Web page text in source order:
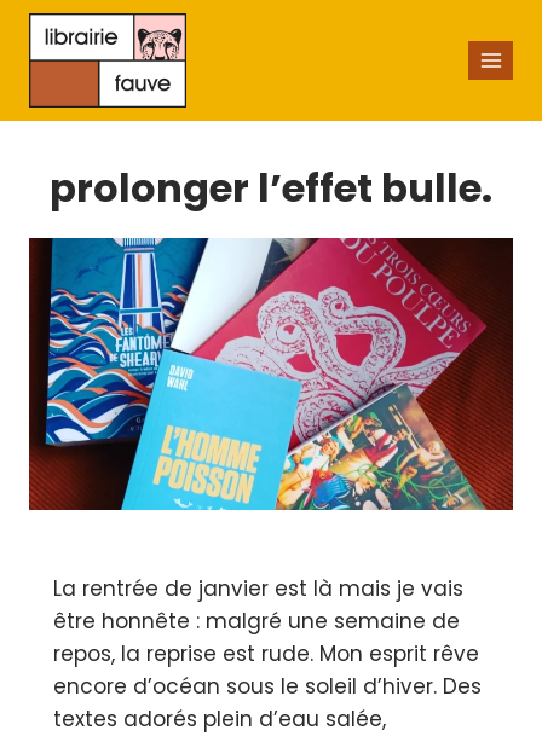
prolonger l’effet bulle.
La rentrée de janvier est là mais je vais
être honnête : malgré une semaine de
repos, la reprise est rude. Mon esprit rêve
encore d’océan sous le soleil d’hiver. Des
textes adorés plein d’eau salée,